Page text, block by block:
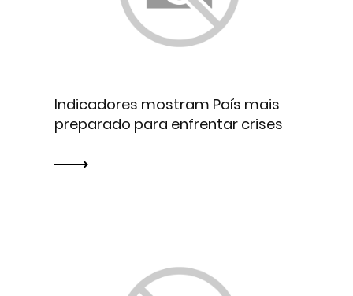
Indicadores mostram País mais
preparado para enfrentar crises